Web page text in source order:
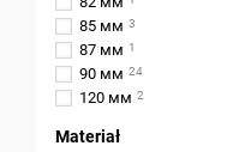
85 мм 3
87 мм 1
90 мм 24
120 мм 2
Materiał